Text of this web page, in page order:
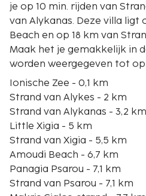
je op 10 min. rijden van
van Alykanas. Deze villa ligt op 13,9 km van Tsilivi
Beach en op 18 km van
Maak het je gemakkelijk in
worden weergegeven tot
Ionische Zee - 0,1 km
Strand van Alykes - 2 km
Strand van Alykanas - 3,2 km
Little Xigia - 5 km
Strand van Xigia - 5,5 km
Amoudi Beach - 6,7 km
Panagia Psarou - 7,1 km
Strand van Psarou - 7,1 km